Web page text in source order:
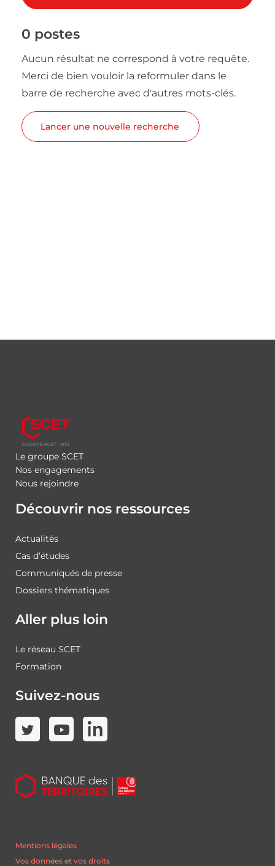
0 postes
Aucun résultat ne correspond à votre requête.
Merci de bien vouloir la reformuler dans le
barre de recherche avec d'autres mots-clés.
Lancer une nouvelle recherche
Le groupe SCET
Nos engagements
Nous rejoindre
Découvrir nos ressources
Actualités
Cas d’études
Communiqués de presse
Dossiers thématiques
Aller plus loin
Le réseau SCET
Formation
Suivez-nous
Mentions légales
Vos données et vos droits